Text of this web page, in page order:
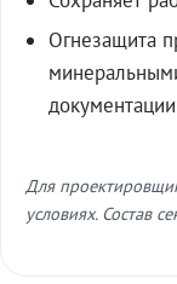
Огнезащита
Для
условиях. Состав